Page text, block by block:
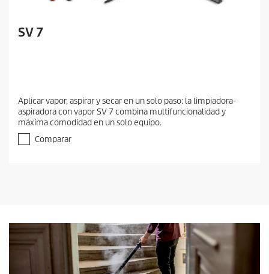
SV 7
Aplicar vapor, aspirar y secar en un solo paso: la limpiadora-
aspiradora con vapor SV 7 combina multifuncionalidad y
máxima comodidad en un solo equipo.
Comparar